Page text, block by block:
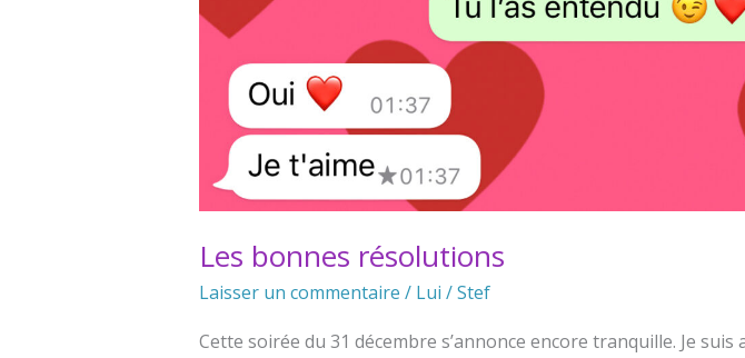
Les bonnes résolutions
Laisser un commentaire / Lui /Stef
Cette soirée du 31 décembre s’annonce encore tranquille. Je suis